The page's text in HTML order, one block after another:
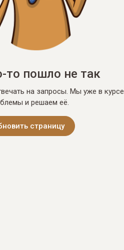
то пошло не так
на запросы. Мы уже в курсе
и решаем её.
страницу